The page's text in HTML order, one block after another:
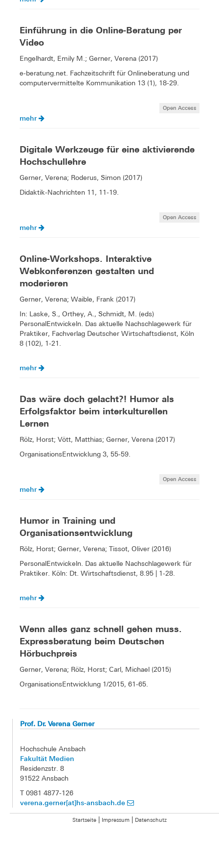
Einführung in die Online-Beratung per
Video
Engelhardt, Emily M.; Gerner, Verena (2017)
e-beratung.net. Fachzeitschrift für Onlineberatung und
computervermittelte Kommunikation 13 (1), 18-29.
Open Access
mehr
Digitale Werkzeuge für eine aktivierende
Hochschullehre
Gerner, Verena; Roderus, Simon (2017)
Didaktik-Nachrichten 11, 11-19.
Open Access
mehr
Online-Workshops. Interaktive
Webkonferenzen gestalten und
moderieren
Gerner, Verena; Waible, Frank (2017)
In: Laske, S., Orthey, A., Schmidt, M. (eds)
PersonalEntwickeln. Das aktuelle Nachschlagewerk für
Praktiker, Fachverlag Deutscher Wirtschaftsdienst, Köln
8 (102), 1-21.
mehr
Das wäre doch gelacht?! Humor als
Erfolgsfaktor beim interkulturellen
Lernen
Rölz, Horst; Vött, Matthias; Gerner, Verena (2017)
OrganisationsEntwicklung 3, 55-59.
Open Access
mehr
Humor in Training und
Organisationsentwicklung
Rölz, Horst; Gerner, Verena; Tissot, Oliver (2016)
PersonalEntwickeln. Das aktuelle Nachschlagewerk für
Praktiker. Köln: Dt. Wirtschaftsdienst, 8.95 | 1-28.
mehr
Wenn alles ganz schnell gehen muss.
Expressberatung beim Deutschen
Hörbuchpreis
Gerner, Verena; Rölz, Horst; Carl, Michael (2015)
OrganisationsEntwicklung 1/2015, 61-65.
Prof. Dr. Verena Gerner
Hochschule Ansbach
Fakultät Medien
Residenzstr. 8
91522 Ansbach
T 0981 4877-126
verena.gerner[at]hs-ansbach.de
Startseite| Impressum| Datenschutz